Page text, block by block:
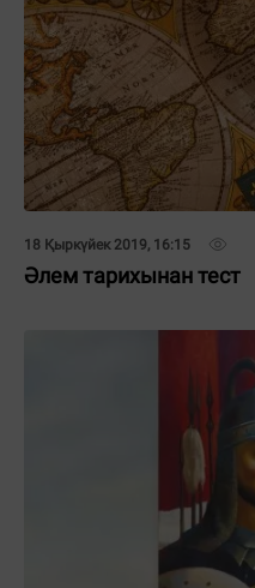
18 Қыркүйек 2019, 16:15
Әлем тарихынан тест